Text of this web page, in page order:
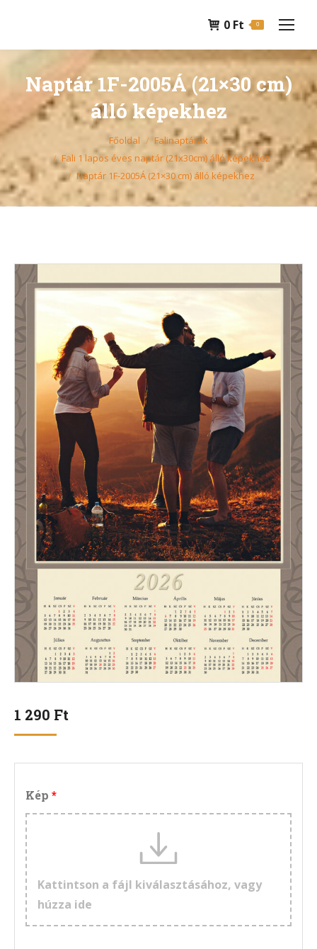
0 Ft 0
Naptár 1F-2005Á (21×30 cm)
álló képekhez
You are here: Főoldal
Falinaptárak
Fali 1 lapos éves naptár (21x30cm) álló képekhez
Naptár 1F-2005Á (21×30 cm) álló képekhez
1 290 Ft
Kép
Kattintson a fájl kiválasztásához, vagy
húzza ide